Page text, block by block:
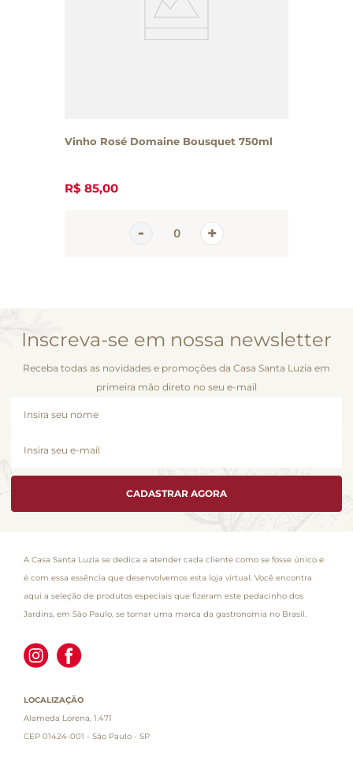
Vinho Rosé Domaine Bousquet 750ml
R$ 85,00
Inscreva-se em nossa newsletter
Receba todas as novidades e promoções da Casa Santa Luzia em
primeira mão direto no seu e-mail
CADASTRAR AGORA
A Casa Santa Luzia se dedica a atender cada cliente como se fosse único e
é com essa essência que desenvolvemos esta loja virtual. Você encontra
aqui a seleção de produtos especiais que fizeram este pedacinho dos
Jardins, em São Paulo, se tornar uma marca da gastronomia no Brasil.
LOCALIZAÇÃO
Alameda Lorena, 1.471
CEP 01424-001 - São Paulo - SP